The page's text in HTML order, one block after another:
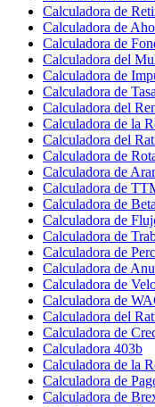
Calculadora de
Calculadora de
Calculadora de
Calculadora del
Calculadora de
Calculadora de
Calculadora del
Calculadora de la
Calculadora del
Calculadora de
Calculadora de
Calculadora de
Calculadora de
Calculadora de
Calculadora de
Calculadora de
Calculadora de
Calculadora de
Calculadora de
Calculadora del
Calculadora de
Calculadora 403b
Calculadora de la
Calculadora de
Calculadora de